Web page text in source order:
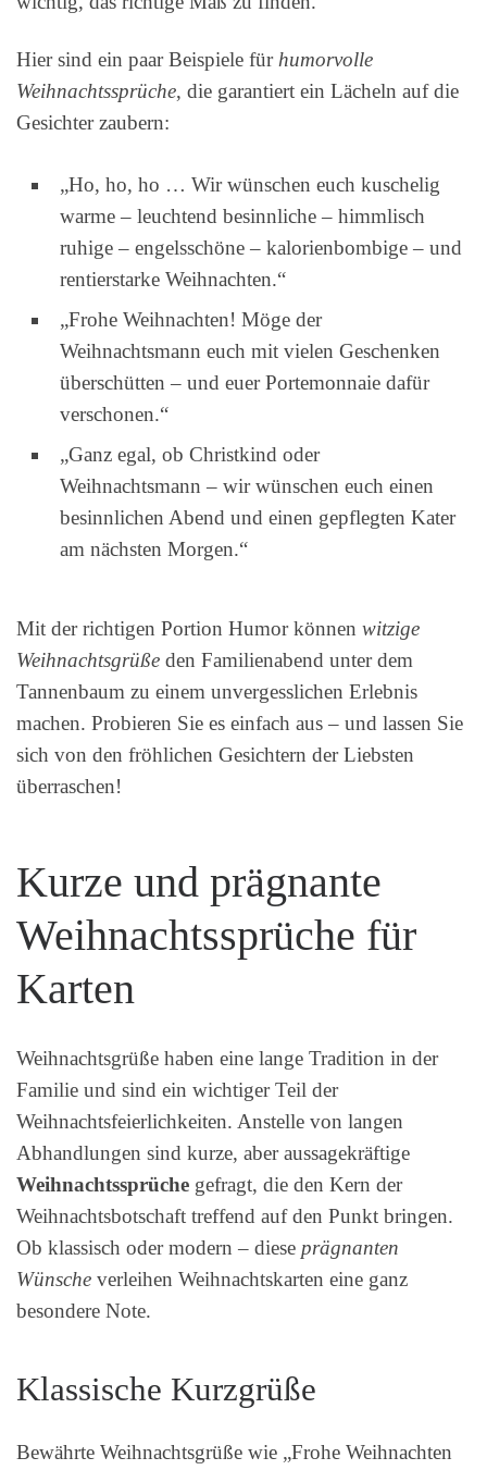
Hier sind ein paar Beispiele fürhumorvolle
Weihnachtssprüche, die garantiert ein Lächeln auf die
Gesichter zaubern:
„Ho, ho, ho … Wir wünschen euch kuschelig
warme – leuchtend besinnliche – himmlisch
ruhige – engelsschöne – kalorienbombige – und
rentierstarke Weihnachten.“
„Frohe Weihnachten! Möge der
Weihnachtsmann euch mit vielen Geschenken
überschütten – und euer Portemonnaie dafür
verschonen.“
„Ganz egal, ob Christkind oder
Weihnachtsmann – wir wünschen euch einen
besinnlichen Abend und einen gepflegten Kater
am nächsten Morgen.“
Mit der richtigen Portion Humor können witzige
Weihnachtsgrüße den Familienabend unter dem
Tannenbaum zu einem unvergesslichen Erlebnis
machen. Probieren Sie es einfach aus – und lassen Sie
sich von den fröhlichen Gesichtern der Liebsten
überraschen!
Kurze und prägnante
Weihnachtssprüche für
Karten
Weihnachtsgrüße haben eine lange Tradition in der
Familie und sind ein wichtiger Teil der
Weihnachtsfeierlichkeiten. Anstelle von langen
Abhandlungen sind kurze, aber aussagekräftige
Weihnachtssprüche gefragt, die den Kern der
Weihnachtsbotschaft treffend auf den Punkt bringen.
Ob klassisch oder modern – diese prägnanten
Wünsche verleihen Weihnachtskarten eine ganz
besondere Note.
Klassische Kurzgrüße
Bewährte Weihnachtsgrüße wie „Frohe Weihnachten